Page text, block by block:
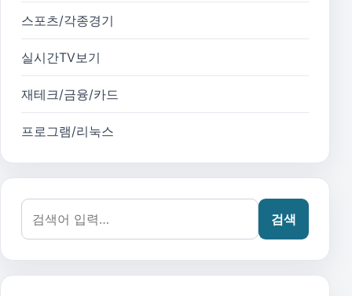
스포츠/각종경기
실시간TV보기
재테크/금융/카드
프로그램/리눅스
검색어:
검색